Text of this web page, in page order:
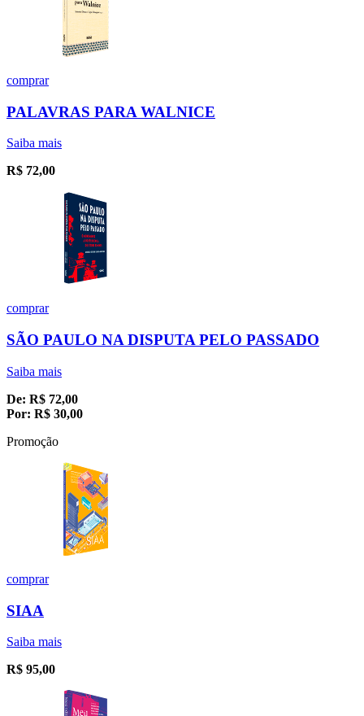
comprar
PALAVRAS PARA WALNICE
Saiba mais
R$ 72,00
comprar
SÃO PAULO NA DISPUTA PELO PASSADO
Saiba mais
De: R$ 72,00
Por: R$ 30,00
Promoção
comprar
SIAA
Saiba mais
R$ 95,00